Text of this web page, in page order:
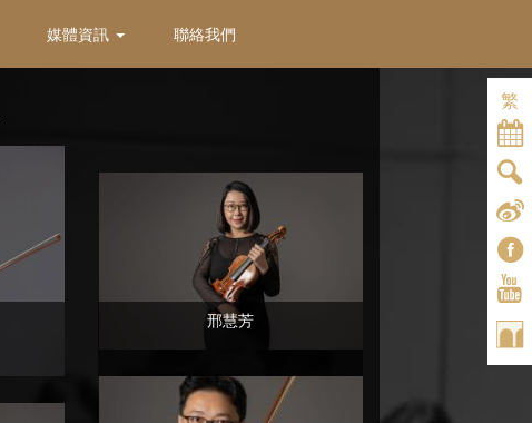
邢慧芳
媒體資訊 聯絡我們
繁